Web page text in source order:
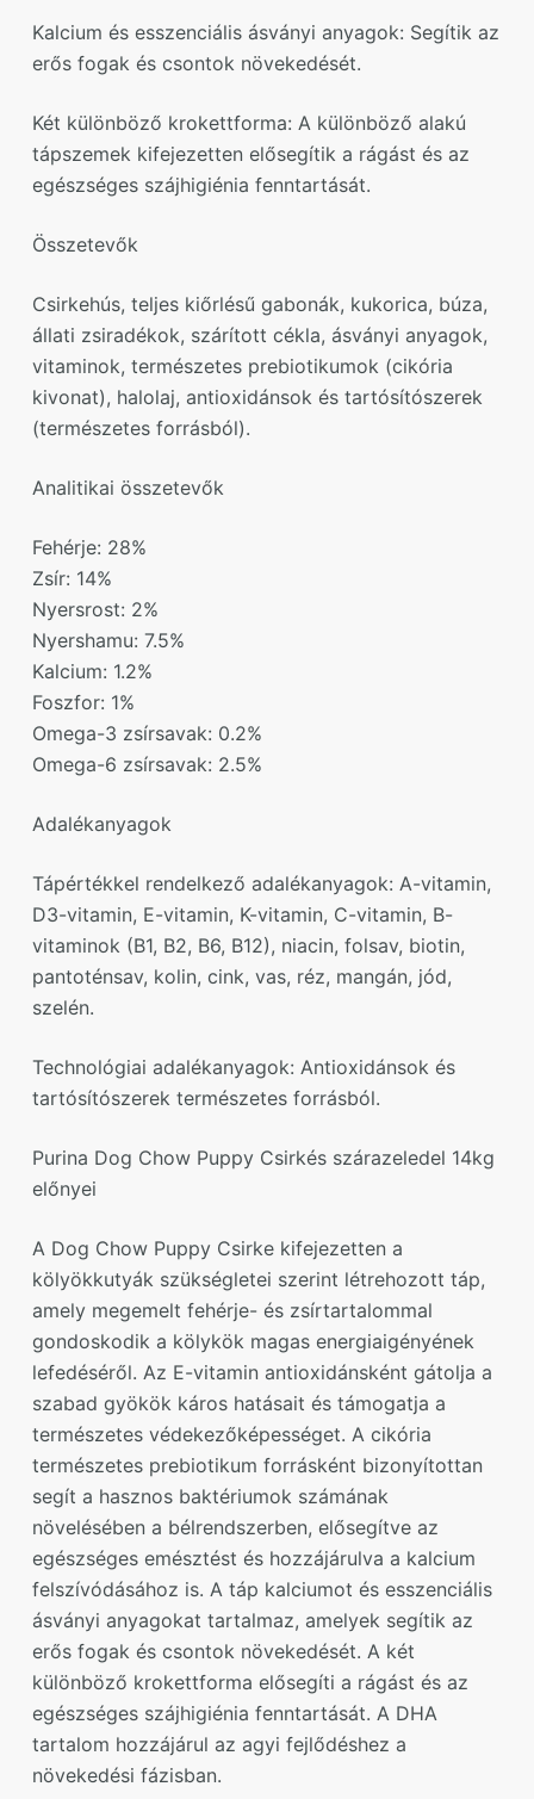
Kalcium és esszenciális ásványi anyagok: Segítik az
erős fogak és csontok növekedését.
Két különböző krokettforma: A különböző alakú
tápszemek kifejezetten elősegítik a rágást és az
egészséges szájhigiénia fenntartását.
Összetevők
Csirkehús, teljes kiőrlésű gabonák, kukorica, búza,
állati zsiradékok, szárított cékla, ásványi anyagok,
vitaminok, természetes prebiotikumok (cikória
kivonat), halolaj, antioxidánsok és tartósítószerek
(természetes forrásból).
Analitikai összetevők
Fehérje: 28%
Zsír: 14%
Nyersrost: 2%
Nyershamu: 7.5%
Kalcium: 1.2%
Foszfor: 1%
Omega-3 zsírsavak: 0.2%
Omega-6 zsírsavak: 2.5%
Adalékanyagok
Tápértékkel rendelkező adalékanyagok: A-vitamin,
D3-vitamin, E-vitamin, K-vitamin, C-vitamin, B-
vitaminok (B1, B2, B6, B12), niacin, folsav, biotin,
pantoténsav, kolin, cink, vas, réz, mangán, jód,
szelén.
Technológiai adalékanyagok: Antioxidánsok és
tartósítószerek természetes forrásból.
Purina Dog Chow Puppy Csirkés szárazeledel 14kg
előnyei
A Dog Chow Puppy Csirke kifejezetten a
kölyökkutyák szükségletei szerint létrehozott táp,
amely megemelt fehérje- és zsírtartalommal
gondoskodik a kölykök magas energiaigényének
lefedéséről. Az E-vitamin antioxidánsként gátolja a
szabad gyökök káros hatásait és támogatja a
természetes védekezőképességet. A cikória
természetes prebiotikum forrásként bizonyítottan
segít a hasznos baktériumok számának
növelésében a bélrendszerben, elősegítve az
egészséges emésztést és hozzájárulva a kalcium
felszívódásához is. A táp kalciumot és esszenciális
ásványi anyagokat tartalmaz, amelyek segítik az
erős fogak és csontok növekedését. A két
különböző krokettforma elősegíti a rágást és az
egészséges szájhigiénia fenntartását. A DHA
tartalom hozzájárul az agyi fejlődéshez a
növekedési fázisban.